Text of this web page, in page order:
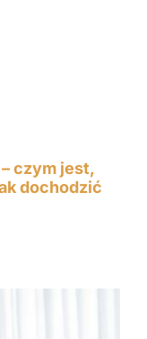
czym jest,
dochodzić